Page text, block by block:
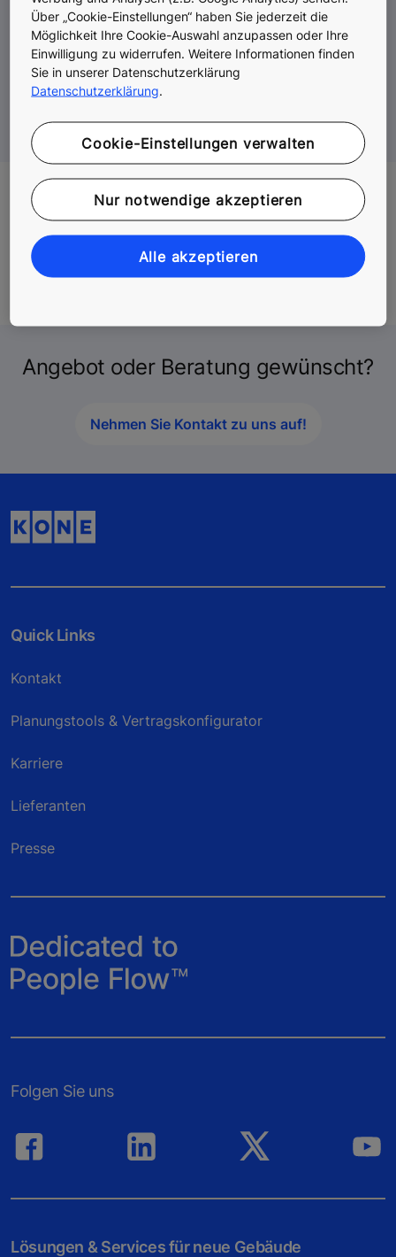
variiert täglich. Mit unseren Lösungen stellen
wir uns sowohl auf dutzende als auch
zehntausende Menschen pro Tag ein und
tragen dazu bei, dass sie ihre Destinationen
schnell und sicher erreichen.
Mit KONE finden Sie die
richtige Anlage für Ihr
Gebäude.
Angebot oder Beratung gewünscht?
Nehmen Sie Kontakt zu uns auf!
Quick Links
Kontakt
Planungstools & Vertragskonfigurator
Karriere
Lieferanten
Presse
Folgen Sie uns
Lösungen & Services für neue Gebäude
Über „Cookie-Einstellungen“ haben Sie jederzeit die
Möglichkeit Ihre Cookie-Auswahl anzupassen oder Ihre
Einwilligung zu widerrufen. Weitere Informationen finden
Sie in unserer Datenschutzerklärung
Datenschutzerklärung.
Cookie-Einstellungen verwalten
Nur notwendige akzeptieren
Alle akzeptieren